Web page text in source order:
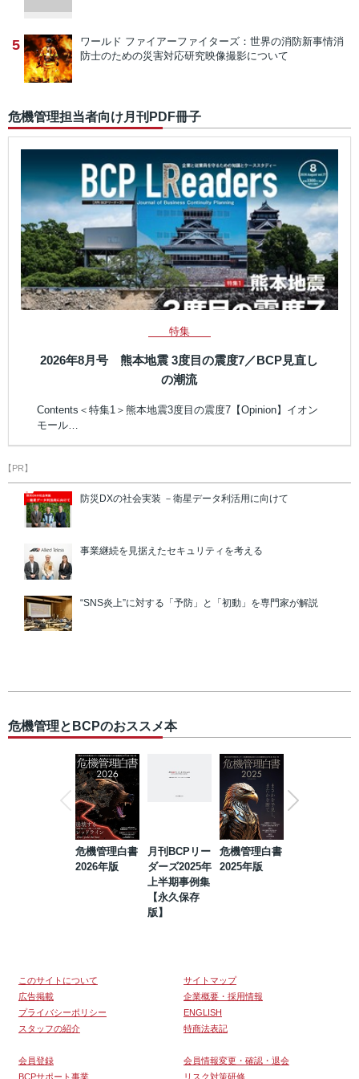
5 ワールド ファイアーファイターズ：世界の消防新事情消
防士のための災害対応研究映像撮影について
危機管理担当者向け月刊PDF冊子
特集
2026年8月号 熊本地震 3度目の震度7／BCP見直し
の潮流
Contents＜特集1＞熊本地震3度目の震度7【Opinion】イオン
モール…
【PR】
防災DXの社会実装 －衛星データ利活用に向けて
事業継続を見据えたセキュリティを考える
“SNS炎上”に対する「予防」と「初動」を専門家が解説
危機管理とBCPのおススメ本
危機管理白書
2026年版
月刊BCPリー
ダーズ2025年
上半期事例集
【永久保存
版】
危機管理白書
2025年版
このサイトについて
サイトマップ
広告掲載
企業概要・採用情報
プライバシーポリシー
ENGLISH
スタッフの紹介
特商法表記
会員登録
会員情報変更・確認・退会
BCPサポート事業
リスク対策研修